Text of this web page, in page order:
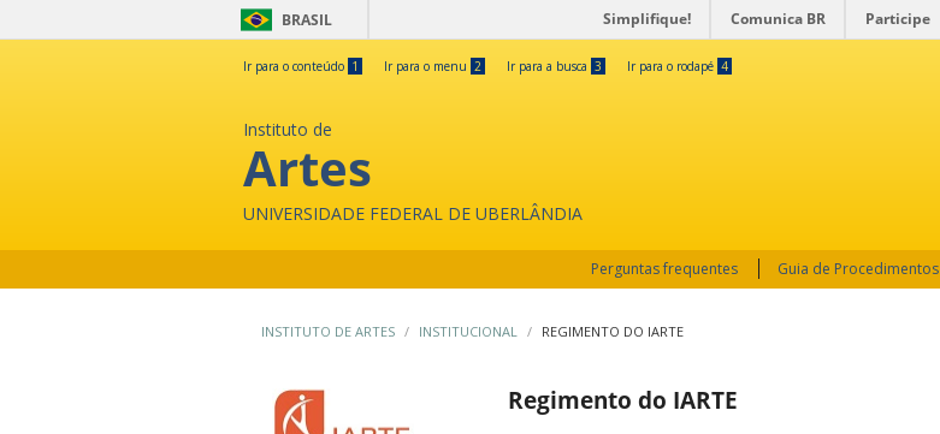
BRASIL Simplifique! Comunica BR Participe
Ir para o conteúdo 1 Ir para o menu 2 Ir para a busca 3 Ir para o rodapé 4
Instituto de
Artes
UNIVERSIDADE FEDERAL DE UBERLÂNDIA
Perguntas frequentes Guia de Procedimentos
INSTITUTO DE ARTES INSTITUCIONAL REGIMENTO DO IARTE
Regimento do IARTE